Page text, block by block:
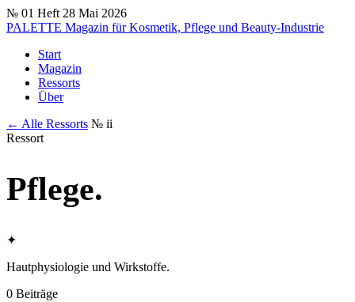
№ 01 Heft 28 Mai 2026
PALETTE Magazin für Kosmetik, Pflege und Beauty-Industrie
Start
Magazin
Ressorts
Über
← Alle Ressorts № ii
Ressort
Pflege.
✦
Hautphysiologie und Wirkstoffe.
0 Beiträge